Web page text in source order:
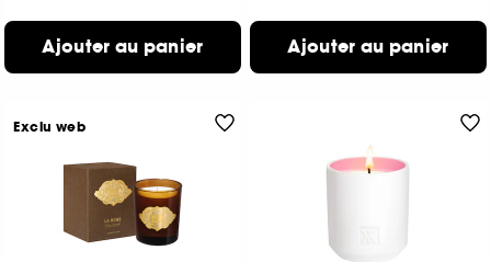
Ajouter au panier Ajouter au panier
Exclu web